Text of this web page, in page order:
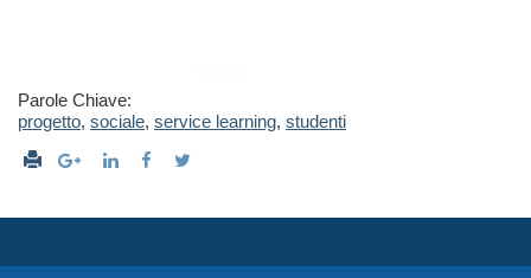
Parole Chiave:
progetto, sociale, service learning, studenti